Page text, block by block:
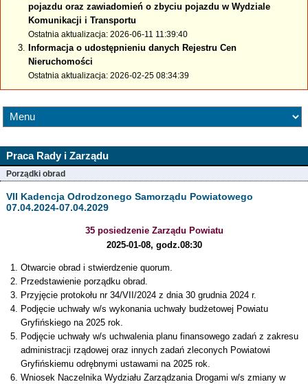
pojazdu oraz zawiadomień o zbyciu pojazdu w Wydziale
Komunikacji i Transportu
Ostatnia aktualizacja: 2026-06-11 11:39:40
Informacja o udostępnieniu danych Rejestru Cen
Nieruchomości
Ostatnia aktualizacja: 2026-02-25 08:34:39
Praca Rady i Zarządu
Porządki obrad
VII Kadencja Odrodzonego Samorządu Powiatowego
07.04.2024-07.04.2029
35 posiedzenie Zarządu Powiatu
2025-01-08, godz.08:30
Otwarcie obrad i stwierdzenie quorum.
Przedstawienie porządku obrad.
Przyjęcie protokołu nr 34/VII/2024 z dnia 30 grudnia 2024 r.
Podjęcie uchwały w/s wykonania uchwały budżetowej Powiatu
Gryfińskiego na 2025 rok.
Podjęcie uchwały w/s uchwalenia planu finansowego zadań z zakresu
administracji rządowej oraz innych zadań zleconych Powiatowi
Gryfińskiemu odrębnymi ustawami na 2025 rok.
Wniosek Naczelnika Wydziału Zarządzania Drogami w/s zmiany w